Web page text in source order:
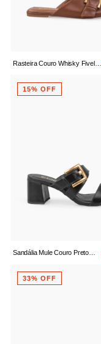
Rasteira Couro Whisky Fivela
15% OFF
Sandália Mule Couro Preto
33% OFF